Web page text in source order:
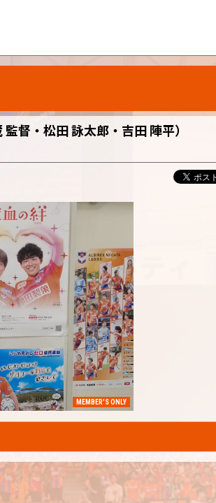
督・松田 詠太郎・吉田 陣平）
MEMBER'S ONLY